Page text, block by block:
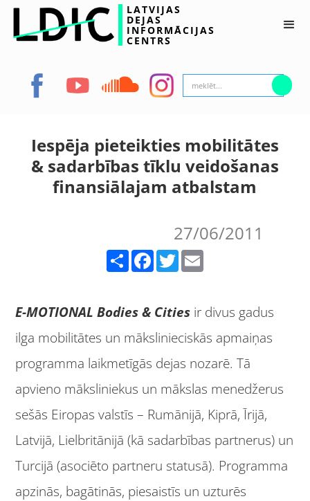
LATVIJAS
DEJAS
INFORMĀCIJAS
CENTRS
Iespēja pieteikties mobilitātes
& sadarbības tīklu veidošanas
finansiālajam atbalstam
27/06/2011
Facebook Twitter
E-MOTIONAL Bodies & Cities ir divus gadus
ilga mobilitātes un mākslinieciskās apmaiņas
programma laikmetīgās dejas nozarē. Tā
apvieno māksliniekus un mākslas menedžerus
sešās Eiropas valstīs – Rumānijā, Kiprā, Īrijā,
Latvijā, Lielbritānijā (kā sadarbības partnerus) un
Turcijā (asociēto partneru statusā). Programma
apzinās, bagātinās, piesaistīs un uzturēs